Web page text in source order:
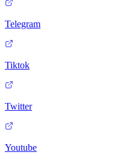
Telegram
Tiktok
Twitter
Youtube